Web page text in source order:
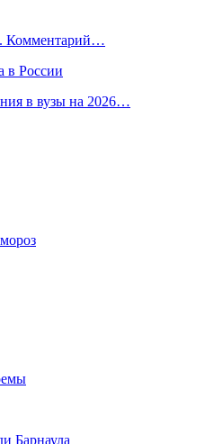
Комментарий…
в России
в вузы на 2026…
Барнаула